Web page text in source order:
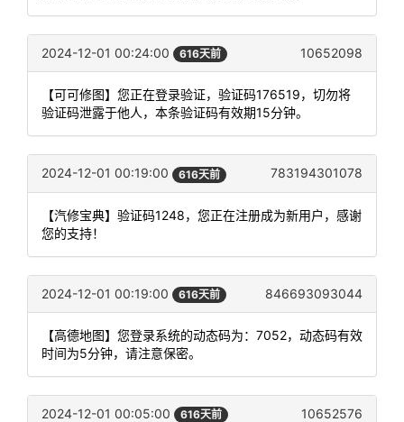
2024-12-01 00:24:00 616天前 10652098
【可可修图】您正在登录验证，验证码176519，切勿将
验证码泄露于他人，本条验证码有效期15分钟。
2024-12-01 00:19:00 616天前 783194301078
【汽修宝典】验证码1248，您正在注册成为新用户，感谢
您的支持！
2024-12-01 00:19:00 616天前 846693093044
【高德地图】您登录系统的动态码为：7052，动态码有效
时间为5分钟，请注意保密。
2024-12-01 00:05:00 616天前 10652576